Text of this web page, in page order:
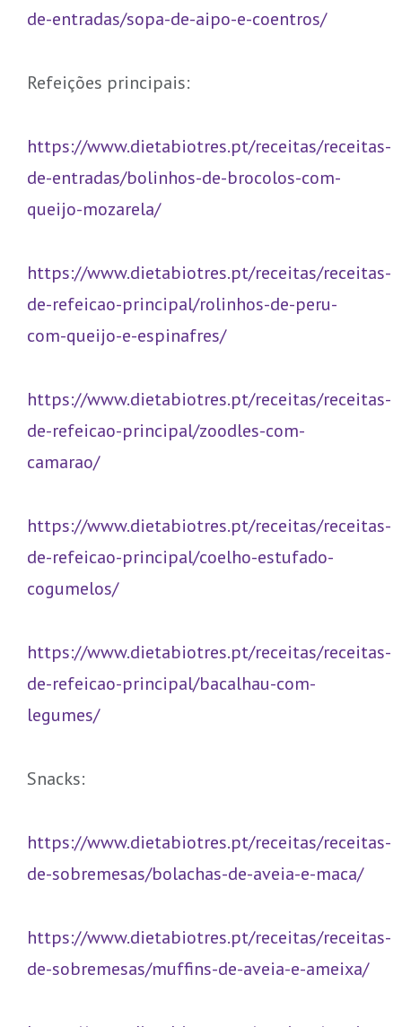
de-entradas/sopa-de-aipo-e-coentros/
Refeições principais:
https://www.dietabiotres.pt/receitas/receitas-
de-entradas/bolinhos-de-brocolos-com-
queijo-mozarela/
https://www.dietabiotres.pt/receitas/receitas-
de-refeicao-principal/rolinhos-de-peru-
com-queijo-e-espinafres/
https://www.dietabiotres.pt/receitas/receitas-
de-refeicao-principal/zoodles-com-
camarao/
https://www.dietabiotres.pt/receitas/receitas-
de-refeicao-principal/coelho-estufado-
cogumelos/
https://www.dietabiotres.pt/receitas/receitas-
de-refeicao-principal/bacalhau-com-
legumes/
Snacks:
https://www.dietabiotres.pt/receitas/receitas-
de-sobremesas/bolachas-de-aveia-e-maca/
https://www.dietabiotres.pt/receitas/receitas-
de-sobremesas/muffins-de-aveia-e-ameixa/